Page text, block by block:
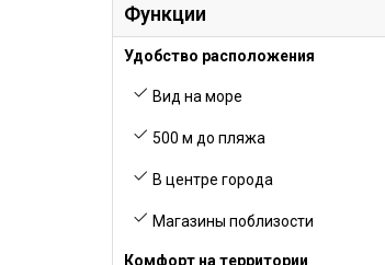
Функции
Удобство расположения
Вид на море
500 м до пляжа
В центре города
Магазины поблизости
Комфорт на территории